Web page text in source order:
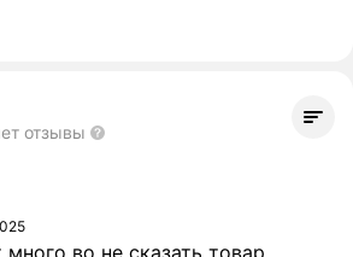
отзывы